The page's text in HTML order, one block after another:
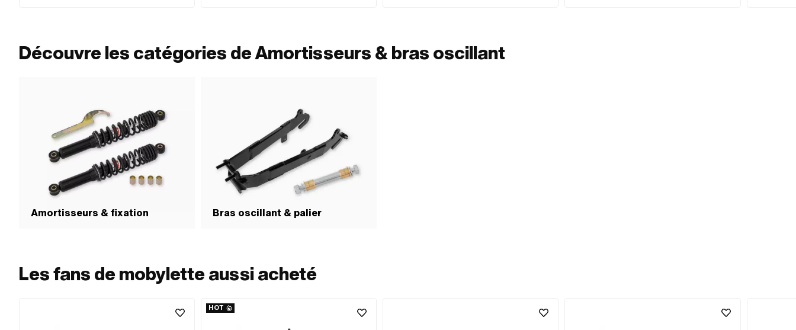
montants: 30 mm · Ø fixation intérieure: 10 mm · Nombre
Longueur totale: 200 mm
Ø fixation intérieure: 10 mm · Nombre de points de
mm · Ø fixation intérieure: 10 mm · Nombre de points de
Découvre les catégories de Amortisseurs & bras oscillant
Amortisseurs & fixation Bras oscillant & palier
Les fans de mobylette aussi acheté
HOT